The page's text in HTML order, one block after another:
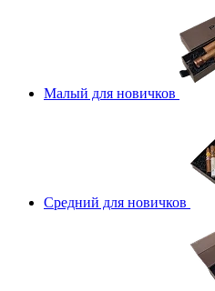
Малый для новичков
Средний для новичков